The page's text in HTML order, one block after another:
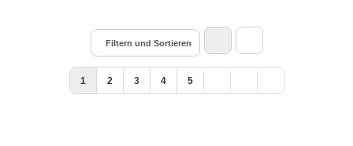
Filtern und Sortieren
1 2 3 4 5